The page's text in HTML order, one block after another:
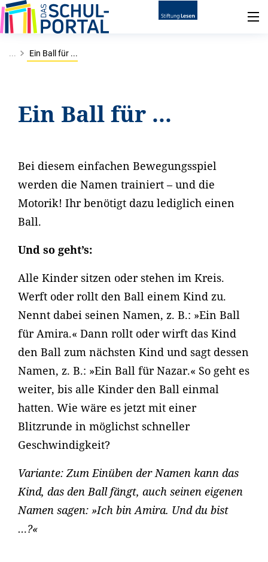
... Ein Ball für ...
Ein Ball für ...
Bei diesem einfachen Bewegungsspiel
werden die Namen trainiert – und die
Motorik! Ihr benötigt dazu lediglich einen
Ball.
Und so geht’s:
Alle Kinder sitzen oder stehen im Kreis.
Werft oder rollt den Ball einem Kind zu.
Nennt dabei seinen Namen, z. B.: »Ein Ball
für Amira.« Dann rollt oder wirft das Kind
den Ball zum nächsten Kind und sagt dessen
Namen, z. B.: »Ein Ball für Nazar.« So geht es
weiter, bis alle Kinder den Ball einmal
hatten. Wie wäre es jetzt mit einer
Blitzrunde in möglichst schneller
Geschwindigkeit?
Variante: Zum Einüben der Namen kann das
Kind, das den Ball fängt, auch seinen eigenen
Namen sagen: »Ich bin Amira. Und du bist
…?«